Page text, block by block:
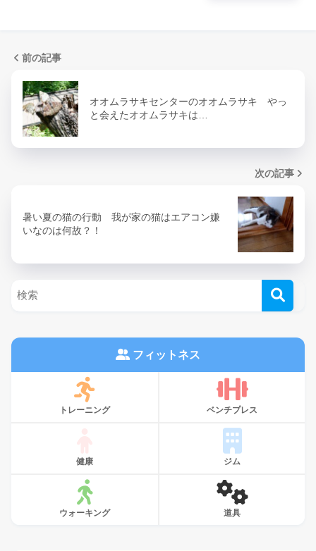
前の記事
オオムラサキセンターのオオムラサキ やっ
と会えたオオムラサキは…
次の記事
暑い夏の猫の行動 我が家の猫はエアコン嫌
いなのは何故？！
フィットネス
トレーニング ベンチプレス
健康 ジム
ウォーキング 道具